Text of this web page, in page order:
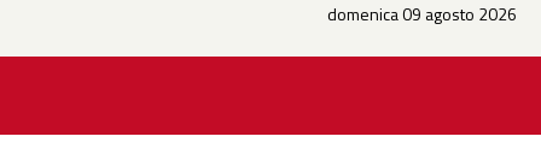
domenica 09 agosto 2026